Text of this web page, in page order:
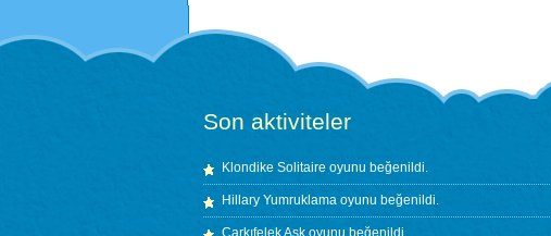
Son aktiviteler
Klondike Solitaire oyunu beğenildi.
Hillary Yumruklama oyunu beğenildi.
Çarkıfelek Aşk oyunu beğenildi.